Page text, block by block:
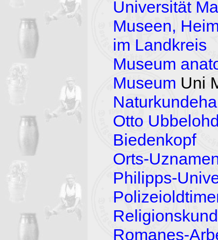
Universität
Museen,
im Landkreis
Museum
Museum Uni
Otto
Biedenkopf
Orts-
Philipps-
Romanes-